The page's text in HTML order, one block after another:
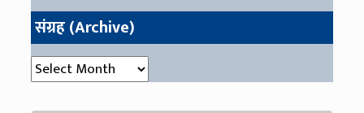
संग्रह (Archive)
संग्रह (Archive)